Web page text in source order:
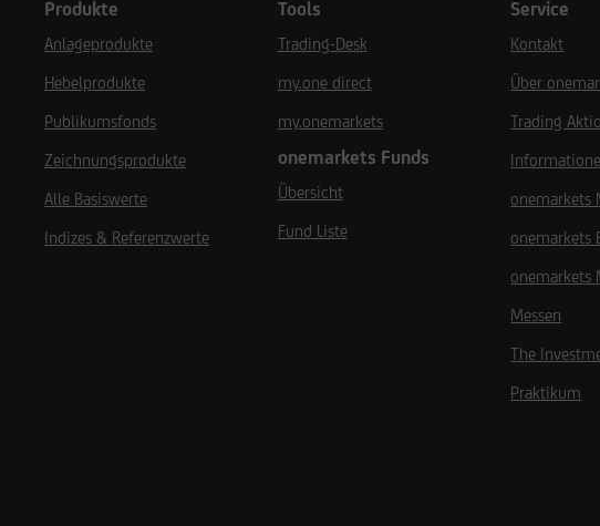
Produkte
Anlageprodukte
Hebelprodukte
Publikumsfonds
Zeichnungsprodukte
Alle Basiswerte
Indizes & Referenzwerte
Tools
Trading-Desk
my.one direct
my.onemarkets
onemarkets Funds
Übersicht
Fund Liste
Service
Kontakt
Über
Trading
onemarkets
onemarkets
onemarkets
Messen
The
Praktikum